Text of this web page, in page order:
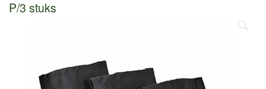
P/3 stuks